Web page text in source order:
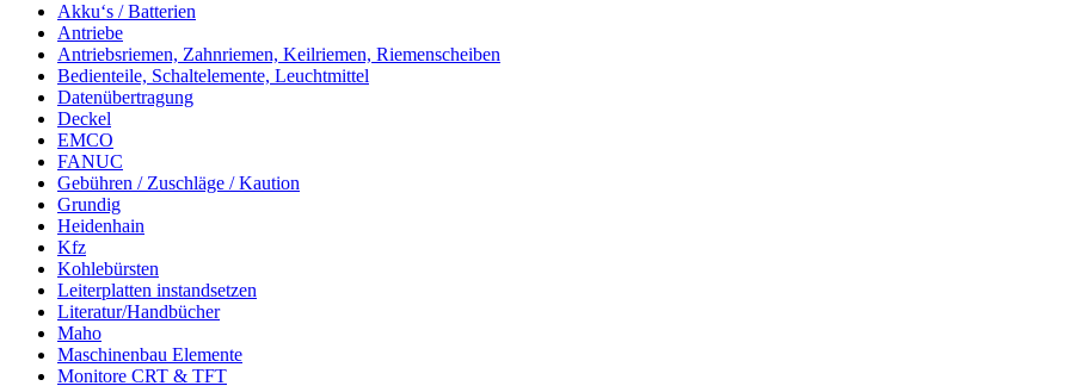
Akku‘s / Batterien
Antriebe
Antriebsriemen, Zahnriemen, Keilriemen, Riemenscheiben
Bedienteile, Schaltelemente, Leuchtmittel
Datenübertragung
Deckel
EMCO
FANUC
Gebühren / Zuschläge / Kaution
Grundig
Heidenhain
Kfz
Kohlebürsten
Leiterplatten instandsetzen
Literatur/Handbücher
Maho
Maschinenbau Elemente
Monitore CRT & TFT